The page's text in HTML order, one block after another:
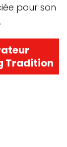
pour son
Tradition